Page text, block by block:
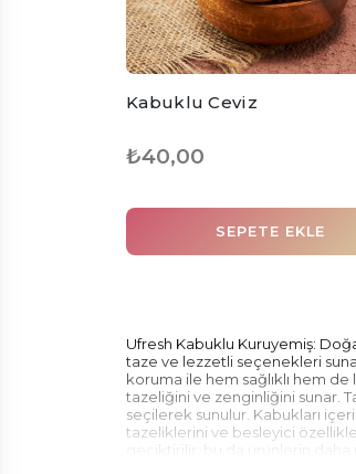
Kabuklu Ceviz
₺40,00
SEPETE EKLE
Ufresh Kabuklu Kuruyemiş:
taze ve lezzetli seçenekleri
koruma ile hem sağlıklı hem de
tazeliğini ve zenginliğini sunar.
seçilerek sunulur. Kabukları
tazeliklerini ve besleyici
geciktirilir, bu da ürünlerin daha